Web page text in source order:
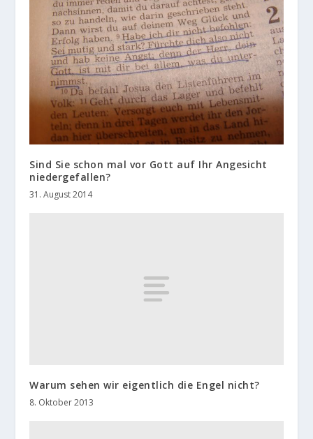
Sind Sie schon mal vor Gott auf Ihr Angesicht
niedergefallen?
31. August 2014
Warum sehen wir eigentlich die Engel nicht?
8. Oktober 2013